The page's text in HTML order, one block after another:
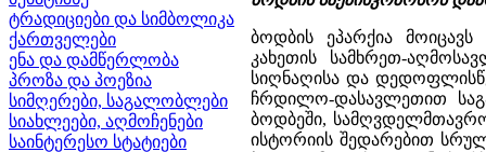
ტრადიციები და სიმბოლიკა
ქართველები
ენა და დამწერლობა
პროზა და პოეზია
სიმღერები, საგალობლები
სიახლეები, აღმოჩენები
საინტერესო სტატიები
ბოდბის ეპარქია მოიცავს ქიზიყს, საქართველოს ერთ-ერთ ისტორიულ კუთხეს, რომელიც კახეთის სამხრეთ-აღმოსავლეთით მდებარეობს. ამჟამად ეპარქიის შემადგენლობაში შედის სიღნაღისა და დედოფლისწყაროს რაიონები. მას ჩრდილოეთით ესაზღვრება ნეკრესის, ხოლო ჩრდილო-დასავლეთით საგარეჯოს და გურჯაანის ეპარქიები. საეპისკოპოსო კათედრა არის ბოდბეში, სამღვდელმთავრო რეზიდენცია ბოდბესა და სიღნაღში (1, 2). ბოდბის საეპისკოპოსოს ისტორიის შედარებით სრული ქრონოლოგიური თანმიმდევრობით აღდგენა პირითადად XV ის ბოლო მეოთხედიდან ხერხდება. ესაა ვახუშტი ბატონიშვილის თხზულებაში დაცული ცნობა კახეთის პირველი მეფის გიორგი VIII-ს (1466-1476 წწ.) მოღვაწეობის შესახებ, რომელმაც სამხედრო-ადმინისრტრაციული მოწყობის თვალსაზრისით ქვეყანა სადროშოებად დაჰყო (2, 567-568). ადრეული პერიოდის ცნობები მწირია. XIII ს-ის ქართული წყაროთი, „განგება დარბაზობისა" ვიგებთ, რომ ქიზიყელს (ე.ი. ბოდბელს) მეშვიდე ადგილი უკავია საქართველოს მეფის კურთხევისას, თუმცა თანადროულ მღვდელმთავართა სახელები ჩვენთვის უცნობია. წყაროში ვკითხულობთ: „რაჟამს იკურთხოს მეფე და დაჯდეს ტახტსა ზედა, ეფისკოპოზნი ამ წესითა დასხდნენ... 6. შემოვიდეს ამბა ალავერდელი და დაჯდეს ჭყონდიდელსა ქვემოთ ნატითა უბალიშოდ. 7. შემოვიდეს ქიზიყელი და დაჯდეს ალავერდელსა ქუემოთ. 8. შემოვიდეს კუმურდოელი და დაჯდეს ქისიყელსა ქუემოთ" (3, 47-48). სახარბიელო მდგომარეობა არც საეპისკოპოსოს დაარსების მომენტისათვის გვაქვს, სომხური წყაროთი („ეპისტოლეთა წიგნი“) დასტურდება, რომ ქართველი ეპისკოპოსი, ლაზარე ბოდბელი 506 წ. ამიერკავკასიის ქვეყნების ეკლესიების გაერთიანებული კრების მონაწილეა. „ეპისტოლეთა წიგნში, კერძოდ აბრაამ სომეხთა კათალიკოსის მესამე ეპისტოლეში კირიონ ქართლის კათალიკოსისადმი, ჩამოთვლილნი არიან შემდეგი მღვდელმთავრები. ,,...გაბრიელ ეპისკოპოსი მცხეთისა სახელოვანი, პალგენ ეპისკოპოსი სეფე სახლისა.. იოსებ ეპისკოპოსი მიდამილი, ლაზარ ეპისკოპოსი ბოლდბილი, თეოდოროს ეპისკოპოსი ფორთის..."(4, 97). ამის შემდგომი პერიოდი ბურუსითაა მოცული. აღნიშნული ცნობა ადასტურებს, რომ V ს-ის ბოლოსათვის ბოდბის საეპისკოპოსოს არსებობა რეალური ფაქტი უნდა იყოს. ბოდბის საეპისკოპოსოს დაარსების საკითხთან მჭიდრო კავშირშია პრობლემა, რომელიც ჯერ კიდევ კათალიკოსობის დაწესებამდე (V ს. 70 წ.) ქართულ ეკლესიაში საეპისკოპოსოების არსებობის ფაქტს ეხება. ამ თვალსაზრისით ყურადღებას იპყრობს ქართული წყაროების („მოქცევაი ქართლისაი", „ქართლის ცხოვრება") შედარება. როგორც მთავარეპისკოპოსი ანანია (ჯაფარიძე) აღნიშნავს "მოქცევაი ქართლისაი" და „ქართლის ცხოვრების" ცნობები ერთმანეთს ავსებენ. თუ „ქართლის ცხოვრების" თანახმად, მეფე მირიანის გარდაცვალების დროს ჩვენს ეკლესიაში უკვე რამდენიმე ეპისკოპოსი იყო, „მოქცევაი ქართლისაის" თანახმად, ამ ეპისკოპოსების მეთაურს უკვე აქვს ტიტული "მთავარეპისკოპოსისა." (5, 197). აღნიშნულ საკითხთან დაკავშირებით საინტერესო მოსაზრება აქვს გამოთქმული ვ.გოილაძეს. მეცნიერი აღნიშნავს: "კათალიკოსობის დაწესებამდე, ძველ ქართულ წყაროებში ეპისკოპოსთა შესახებ არსებულ სიებში მხოლოდ თითო პიროვნება რომაა დასახელებული, შემთხვევითი არაა, ძველი ავტორები ხომ მხოლოდ ქართლის ეკლესიის